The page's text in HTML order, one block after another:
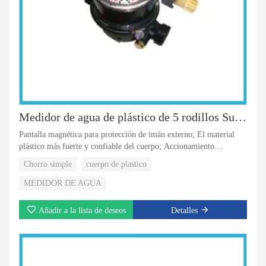
Medidor de agua de plástico de 5 rodillos Super Dry Cold de un solo chorro
Pantalla magnética para protección de imán externo; El material
plástico más fuerte y confiable del cuerpo; Accionamiento
para seleccionar; Dispositivo de calibración exterior; Registro
rotativo con 5 rodillos;
Chorro simple cuerpo de plastico
MEDIDOR DE AGUA
Añadir a la lista de deseos Detalles